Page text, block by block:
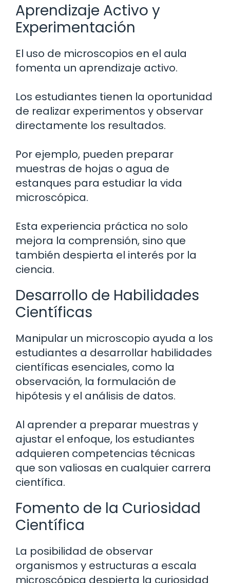
Aprendizaje Activo y
Experimentación
El uso de microscopios en el aula
fomenta un aprendizaje activo.
Los estudiantes tienen la oportunidad
de realizar experimentos y observar
directamente los resultados.
Por ejemplo, pueden preparar
muestras de hojas o agua de
estanques para estudiar la vida
microscópica.
Esta experiencia práctica no solo
mejora la comprensión, sino que
también despierta el interés por la
ciencia.
Desarrollo de Habilidades
Científicas
Manipular un microscopio ayuda a los
estudiantes a desarrollar habilidades
científicas esenciales, como la
observación, la formulación de
hipótesis y el análisis de datos.
Al aprender a preparar muestras y
ajustar el enfoque, los estudiantes
adquieren competencias técnicas
que son valiosas en cualquier carrera
científica.
Fomento de la Curiosidad
Científica
La posibilidad de observar
organismos y estructuras a escala
microscópica despierta la curiosidad